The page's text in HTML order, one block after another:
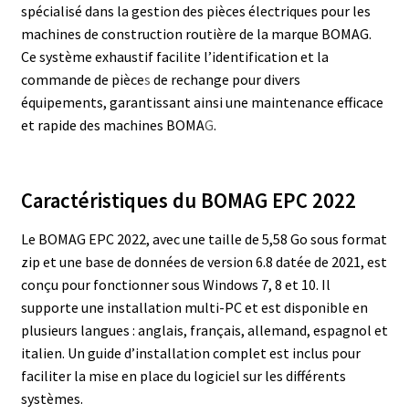
spécialisé dans la gestion des pièces électriques pour les
machines de construction routière de la marque BOMAG.
Ce système exhaustif facilite l’identification et la
commande de pièces de rechange pour divers
équipements, garantissant ainsi une maintenance efficace
et rapide des machines BOMAG.
Caractéristiques du BOMAG EPC 2022
Le BOMAG EPC 2022, avec une taille de 5,58 Go sous format
zip et une base de données de version 6.8 datée de 2021, est
conçu pour fonctionner sous Windows 7, 8 et 10. Il
supporte une installation multi-PC et est disponible en
plusieurs langues : anglais, français, allemand, espagnol et
italien. Un guide d’installation complet est inclus pour
faciliter la mise en place du logiciel sur les différents
systèmes.